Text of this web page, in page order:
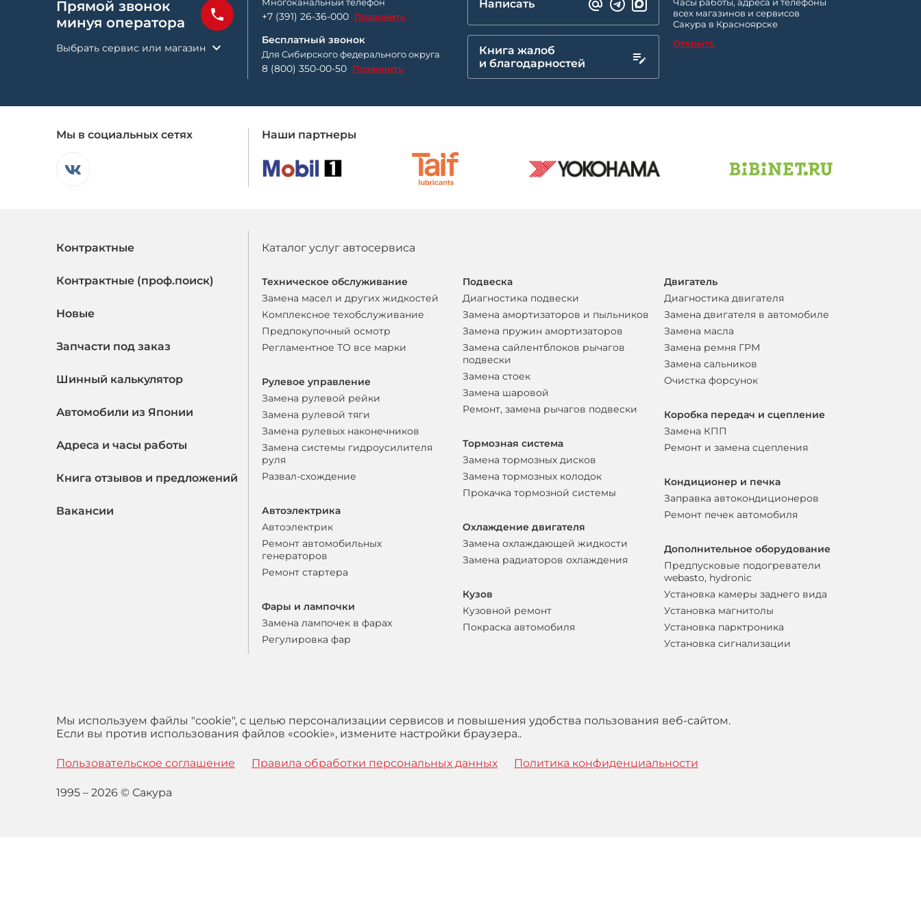
Прямой звонок
минуя оператора
Выбрать сервис или магазин
+7 (391) 26-36-000 Позвонить
Бесплатный звонок
Для Сибирского федерального округа
8 (800) 350-00-50 Позвонить
Написать
Книга жалоб
и благодарностей
всех магазинов и сервисов
Сакура в Красноярске
Открыть
Мы в социальных сетях Наши партнеры
Контрактные
Контрактные (проф.поиск)
Новые
Запчасти под заказ
Шинный калькулятор
Автомобили из Японии
Адреса и часы работы
Книга отзывов и предложений
Вакансии
Каталог услуг автосервиса
Техническое обслуживание
Замена масел и других жидкостей
Комплексное техобслуживание
Предпокупочный осмотр
Регламентное ТО все марки
Рулевое управление
Замена рулевой рейки
Замена рулевой тяги
Замена рулевых наконечников
Замена системы гидроусилителя
руля
Развал-схождение
Автоэлектрика
Автоэлектрик
Ремонт автомобильных
генераторов
Ремонт стартера
Фары и лампочки
Замена лампочек в фарах
Регулировка фар
Подвеска
Диагностика подвески
Замена амортизаторов и пыльников
Замена пружин амортизаторов
Замена сайлентблоков рычагов
подвески
Замена стоек
Замена шаровой
Ремонт, замена рычагов подвески
Тормозная система
Замена тормозных дисков
Замена тормозных колодок
Прокачка тормозной системы
Охлаждение двигателя
Замена охлаждающей жидкости
Замена радиаторов охлаждения
Кузов
Кузовной ремонт
Покраска автомобиля
Двигатель
Диагностика двигателя
Замена двигателя в автомобиле
Замена масла
Замена ремня ГРМ
Замена сальников
Очистка форсунок
Коробка передач и сцепление
Замена КПП
Ремонт и замена сцепления
Кондиционер и печка
Заправка автокондиционеров
Ремонт печек автомобиля
Дополнительное оборудование
Предпусковые подогреватели
webasto, hydronic
Установка камеры заднего вида
Установка магнитолы
Установка парктроника
Установка сигнализации
Мы используем файлы "cookie", с целью персонализации сервисов и повышения удобства пользования веб-сайтом.
Если вы против использования файлов «cookie», измените настройки браузера..
Пользовательское соглашение Правила обработки персональных данных Политика конфиденциальности
1995 – 2026 © Сакура